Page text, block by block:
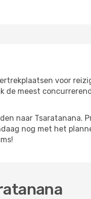
voor
de meest
naar Tsaratanana.
nog met het